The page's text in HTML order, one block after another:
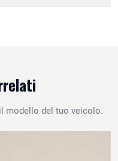
modello del tuo veicolo.